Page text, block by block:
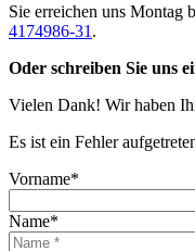
Sie erreichen uns Montag
4174986-31 .
Oder schreiben Sie uns
Vielen Dank! Wir haben
Es ist ein Fehler
Vorname*
Name*